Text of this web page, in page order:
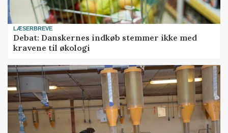
LÆSERBREVE
Debat: Danskernes indkøb stemmer ikke med
kravene til økologi